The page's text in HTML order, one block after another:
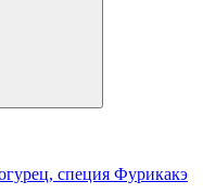
специя Фурикакэ